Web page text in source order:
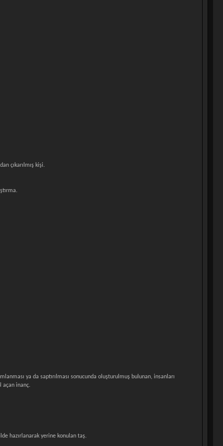
çıkarılmış kişi.
ya da saptırılması sonucunda oluşturulmuş bulunan, insanları
açan inanç.
hazırlanarak yerine konulan taş.